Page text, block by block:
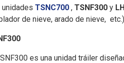
unidades TSNC700 , TSNF300 y
de nieve, arado de nieve,
es una unidad tráiler